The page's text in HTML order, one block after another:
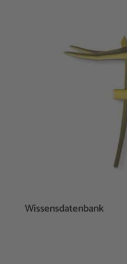
Wissensdatenbank